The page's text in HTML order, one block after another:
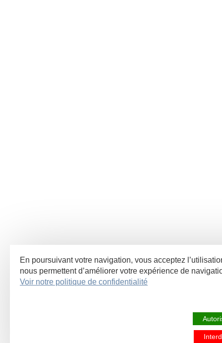
En poursuivant votre navigation, vous acceptez
nous permettent d’améliorer votre expérience de
Voir notre politique de confidentialité